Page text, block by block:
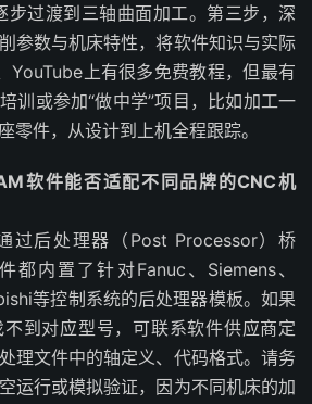
步过渡到三轴曲面加工。第三步，深
参数与机床特性，将软件知识与实际
YouTube上有很多免费教程，但最有
训或参加“做中学”项目，比如加工一
零件，从设计到上机全程跟踪。
软件能否适配不同品牌的CNC机
过后处理器（Post Processor）桥
都内置了针对Fanuc、Siemens、
等控制系统的后处理器模板。如果
到对应型号，可联系软件供应商定
理文件中的轴定义、代码格式。请务
运行或模拟验证，因为不同机床的加